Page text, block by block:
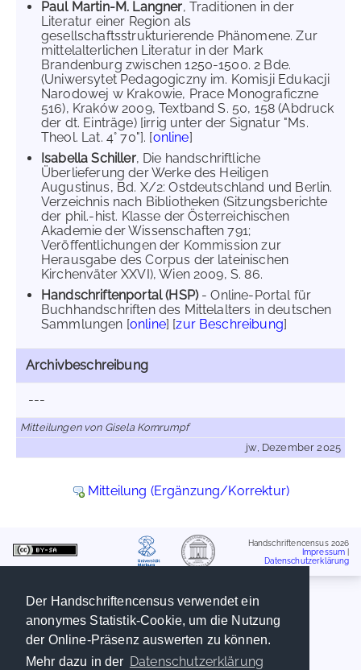
Der Handschriftencensus verwendet ein
anonymes Statistik-Cookie, um die Nutzung
der Online-Präsenz auswerten zu können.
Mehr dazu in der Datenschutzerklärung
Paul Martin-M. Langner, Traditionen in der
Literatur einer Region als
gesellschaftsstrukturierende Phänomene. Zur
mittelalterlichen Literatur in der Mark
Brandenburg zwischen 1250-1500. 2 Bde.
(Uniwersytet Pedagogiczny im. Komisji Edukacji
Narodowej w Krakowie, Prace Monograficzne
516), Kraków 2009, Textband S. 50, 158 (Abdruck
der dt. Einträge) [irrig unter der Signatur "Ms.
Theol. Lat. 4° 70"]. [online]
Isabella Schiller, Die handschriftliche
Überlieferung der Werke des Heiligen
Augustinus, Bd. X/2: Ostdeutschland und Berlin.
Verzeichnis nach Bibliotheken (Sitzungsberichte
der phil.-hist. Klasse der Österreichischen
Akademie der Wissenschaften 791;
Veröffentlichungen der Kommission zur
Herausgabe des Corpus der lateinischen
Kirchenväter XXVI), Wien 2009, S. 86.
Handschriftenportal (HSP)- Online-Portal für
Buchhandschriften des Mittelalters in deutschen
Sammlungen [online] [zur Beschreibung]
Archivbeschreibung
---
Mitteilungen von Gisela Kornrumpf
jw, Dezember 2025
Mitteilung (Ergänzung/Korrektur)
Handschriftencensus 2026
Impressum
Datenschutzerklärung